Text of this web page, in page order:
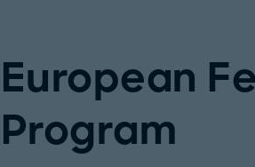
European
Program